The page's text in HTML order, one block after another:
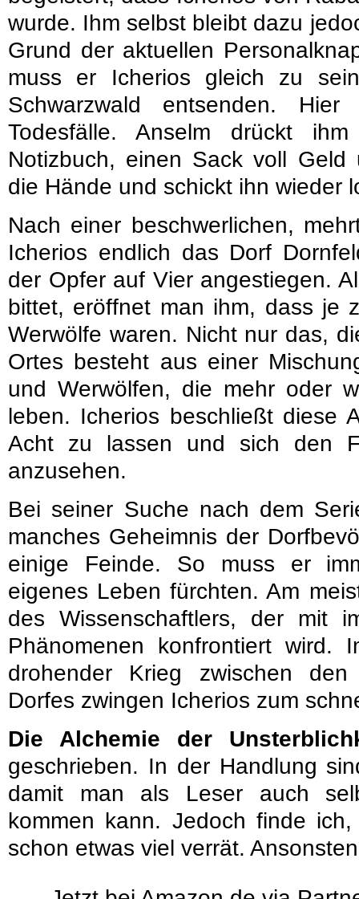
wurde. Ihm selbst bleibt dazu
Grund der aktuellen
muss er Icherios gleich zu
Schwarzwald entsenden.
Todesfälle. Anselm drückt
Notizbuch, einen Sack voll
die Hände und schickt ihn wieder
Nach einer beschwerlichen,
Icherios endlich das Dorf
der Opfer auf Vier angestiegen.
bittet, eröffnet man ihm, dass je
Werwölfe waren. Nicht nur das,
Ortes besteht aus einer
und Werwölfen, die mehr oder
leben. Icherios beschließt diese
Acht zu lassen und sich den
anzusehen.
Bei seiner Suche nach dem
manches Geheimnis der
einige Feinde. So muss er
eigenes Leben fürchten. Am
des Wissenschaftlers, der mit
Phänomenen konfrontiert wird.
drohender Krieg zwischen den
Dorfes zwingen Icherios zum
Die Alchemie der
geschrieben. In der Handlung
damit man als Leser auch
kommen kann. Jedoch finde
schon etwas viel verrät.